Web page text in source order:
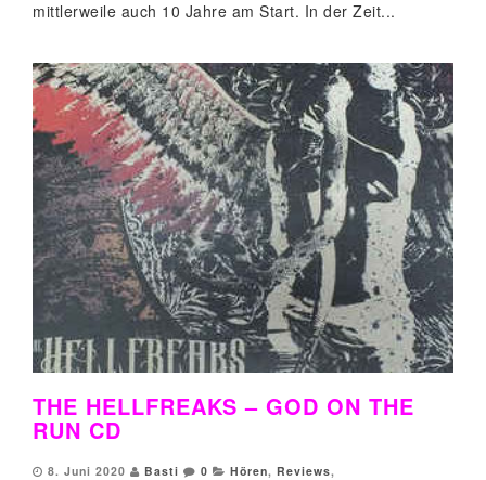
mittlerweile auch 10 Jahre am Start. In der Zeit...
THE HELLFREAKS – GOD ON THE
RUN CD
8. Juni 2020 Basti 0 Hören, Reviews,